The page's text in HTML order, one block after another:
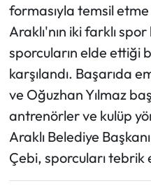
formasıyla temsil etme
Araklı'nın iki farklı
sporcuların elde ettiği
karşılandı. Başarıda
ve Oğuzhan Yılmaz
antrenörler ve kulüp
Araklı Belediye
Çebi, sporcuları tebrik